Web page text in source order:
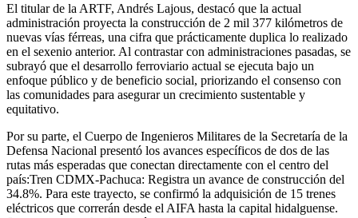
El titular de la ARTF, Andrés Lajous, destacó que la actual
administración proyecta la construcción de 2 mil 377 kilómetros de
nuevas vías férreas, una cifra que prácticamente duplica lo realizado
en el sexenio anterior. Al contrastar con administraciones pasadas, se
subrayó que el desarrollo ferroviario actual se ejecuta bajo un
enfoque público y de beneficio social, priorizando el consenso con
las comunidades para asegurar un crecimiento sustentable y
equitativo.
​Por su parte, el Cuerpo de Ingenieros Militares de la Secretaría de la
Defensa Nacional presentó los avances específicos de dos de las
rutas más esperadas que conectan directamente con el centro del
país: ​Tren CDMX-Pachuca: Registra un avance de construcción del
34.8%. Para este trayecto, se confirmó la adquisición de 15 trenes
eléctricos que correrán desde el AIFA hasta la capital hidalguense.